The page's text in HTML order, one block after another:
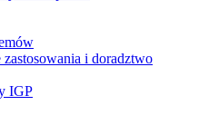
i doradztwo
IGP